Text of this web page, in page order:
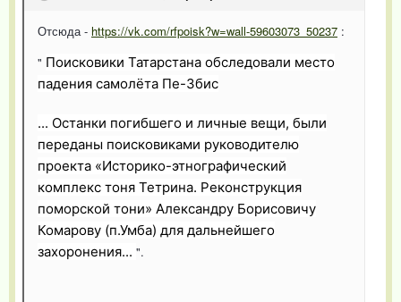
Отсюда - https://vk.com/rfpoisk?w=wall-59603073_50237 :
" Поисковики Татарстана обследовали место
падения самолёта Пе-3бис
... Останки погибшего и личные вещи, были
переданы поисковиками руководителю
проекта «Историко-этнографический
комплекс тоня Тетрина. Реконструкция
поморской тони» Александру Борисовичу
Комарову (п.Умба) для дальнейшего
захоронения... ".